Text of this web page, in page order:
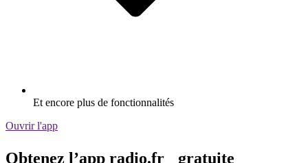
Et encore plus de fonctionnalités
Ouvrir l'app
Obtenez l’app radio.fr gratuite